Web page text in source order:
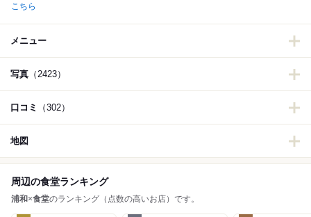
こちら
メニュー
写真 （2423）
口コミ （302）
地図
周辺の食堂ランキング
浦和 ×食堂のランキング（点数の高いお店）です。